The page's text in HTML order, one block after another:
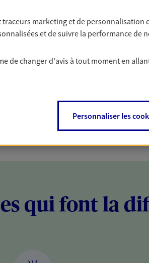
qui font la
traceurs marketing et de personnalisation
et de suivre la performance de
de changer d'avis à tout moment en
Personnaliser les